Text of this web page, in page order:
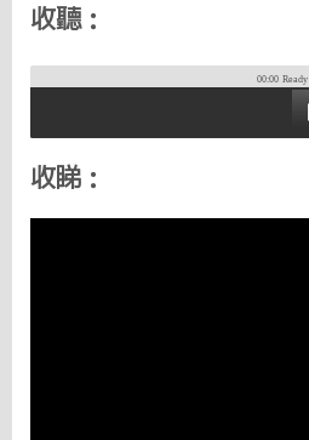
收聽：
00:00 Ready
收睇：